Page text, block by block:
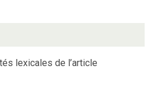
lexicales de l’article